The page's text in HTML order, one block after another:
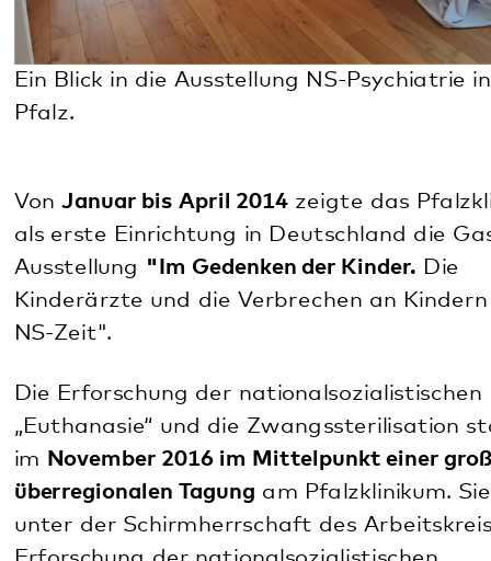
erstmalig eine Gedenkveranstaltung
an der
Stolperschwelle ausgerichtet. Seit 2019 findet nun
jährlicham 10.09. der klinikeigene Gedenktagan der
Pfalzklinikums statt.